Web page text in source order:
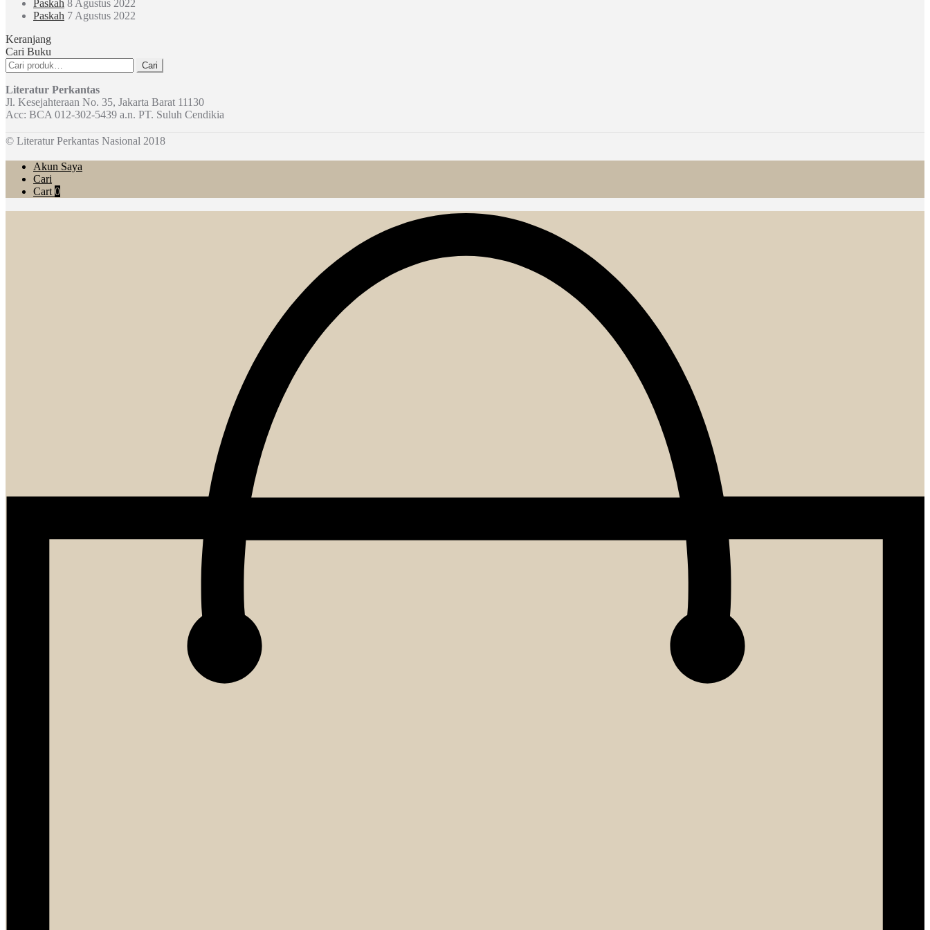
Paskah 8 Agustus 2022
Paskah 7 Agustus 2022
Keranjang
Cari Buku
Pencarian
untuk:
Cari
Literatur Perkantas
Jl. Kesejahteraan No. 35, Jakarta Barat 11130
Acc: BCA 012-302-5439 a.n. PT. Suluh Cendikia
© Literatur Perkantas Nasional 2018
Akun Saya
Cari
Cart 0